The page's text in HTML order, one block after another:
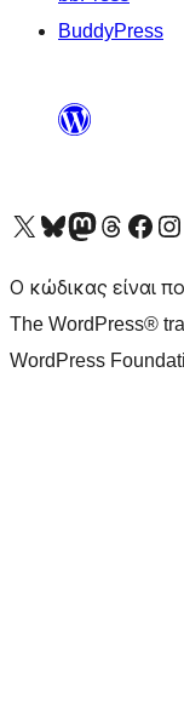
BuddyPress
Visit our X (formerly Twitter) account
Visit our Bluesky account
Επισκεφθείτε τον λογαριασμό μας στο
Visit our Threads
Επισκεφτείτε τη
Ο κώδικας είναι
The WordPress®
WordPress